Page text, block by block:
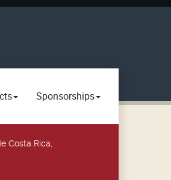
Sponsorships
Costa Rica,